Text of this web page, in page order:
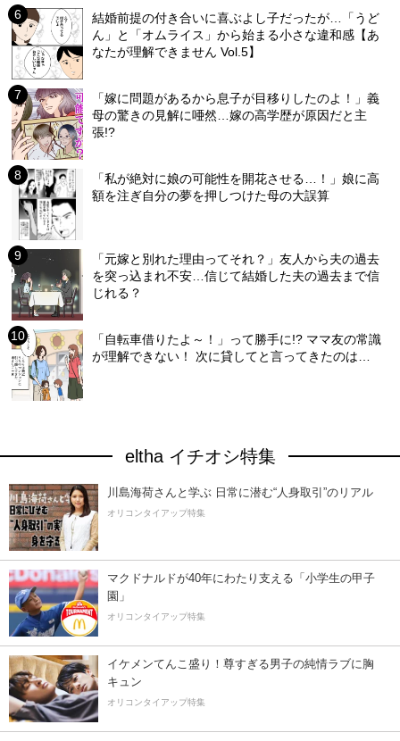
結婚前提の付き合いに喜ぶよし子だったが…「うど
ん」と「オムライス」から始まる小さな違和感【あ
なたが理解できません Vol.5】
「嫁に問題があるから息子が目移りしたのよ！」義
母の驚きの見解に唖然…嫁の高学歴が原因だと主
張!?
「私が絶対に娘の可能性を開花させる…！」娘に高
額を注ぎ自分の夢を押しつけた母の大誤算
「元嫁と別れた理由ってそれ？」友人から夫の過去
を突っ込まれ不安…信じて結婚した夫の過去まで信
じれる？
「自転車借りたよ～！」って勝手に!? ママ友の常識
が理解できない！ 次に貸してと言ってきたのは…
eltha イチオシ特集
川島海荷さんと学ぶ 日常に潜む“人身取引”のリアル
オリコンタイアップ特集
マクドナルドが40年にわたり支える「小学生の甲子
園」
オリコンタイアップ特集
イケメンてんこ盛り！尊すぎる男子の純情ラブに胸
キュン
オリコンタイアップ特集